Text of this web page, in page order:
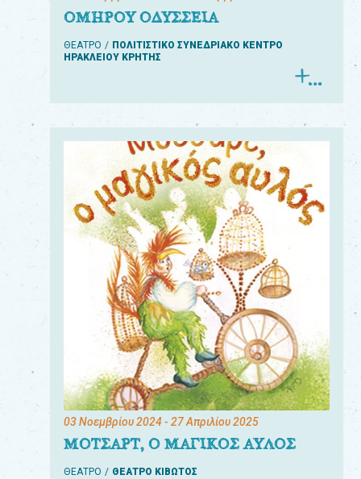
ΟΜΗΡΟΥ ΟΔΥΣΣΕΙΑ
ΘΕΑΤΡΟ
ΠΟΛΙΤΙΣΤΙΚΟ ΣΥΝΕΔΡΙΑΚΟ ΚΕΝΤΡΟ
ΗΡΑΚΛΕΙΟΥ ΚΡΗΤΗΣ
03 Νοεμβρίου 2024- 27 Απριλίου 2025
ΜΟΤΣΑΡΤ, Ο ΜΑΓΙΚΟΣ ΑΥΛΟΣ
ΘΕΑΤΡΟ ΘΕΑΤΡΟ ΚΙΒΩΤΟΣ